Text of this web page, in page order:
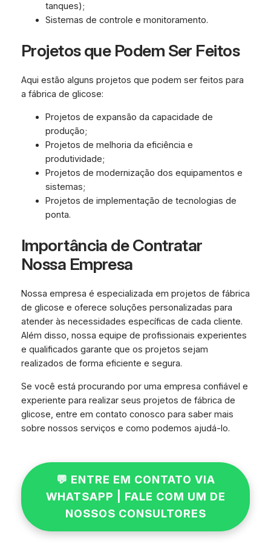
tanques);
Sistemas de controle e monitoramento.
Projetos que Podem Ser Feitos
Aqui estão alguns projetos que podem ser feitos para
a fábrica de glicose:
Projetos de expansão da capacidade de
produção;
Projetos de melhoria da eficiência e
produtividade;
Projetos de modernização dos equipamentos e
sistemas;
Projetos de implementação de tecnologias de
ponta.
Importância de Contratar
Nossa Empresa
Nossa empresa é especializada em projetos de fábrica
de glicose e oferece soluções personalizadas para
atender às necessidades específicas de cada cliente.
Além disso, nossa equipe de profissionais experientes
e qualificados garante que os projetos sejam
realizados de forma eficiente e segura.
Se você está procurando por uma empresa confiável e
experiente para realizar seus projetos de fábrica de
glicose, entre em contato conosco para saber mais
sobre nossos serviços e como podemos ajudá-lo.